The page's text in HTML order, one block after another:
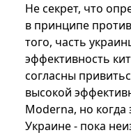
Не секрет, что
в принципе
того, часть
эффективность
согласны
высокой
Moderna, но когда
Украине - пока